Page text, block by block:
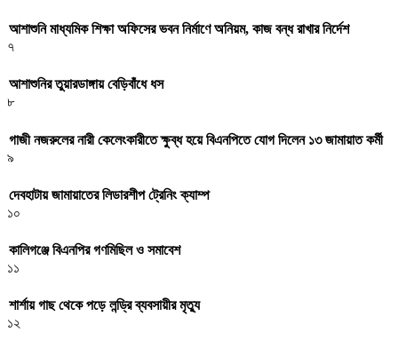
আশাশুনি মাধ্যমিক শিক্ষা অফিসের ভবন নির্মাণে অনিয়ম, কাজ বন্ধ রাখার নির্দেশ
৭
আশাশুনির তুয়ারডাঙ্গায় বেড়িবাঁধে ধস
৮
গাজী নজরুলের নারী কেলেংকারীতে ক্ষুব্ধ হয়ে বিএনপিতে যোগ দিলেন ১৩ জামায়াত কর্মী
৯
দেবহাটায় জামায়াতের লিডারশীপ ট্রেনিং ক্যাম্প
১০
কালিগঞ্জে বিএনপির গণমিছিল ও সমাবেশ
১১
শার্শায় গাছ থেকে পড়ে লন্ড্রি ব্যবসায়ীর মৃত্যু
১২